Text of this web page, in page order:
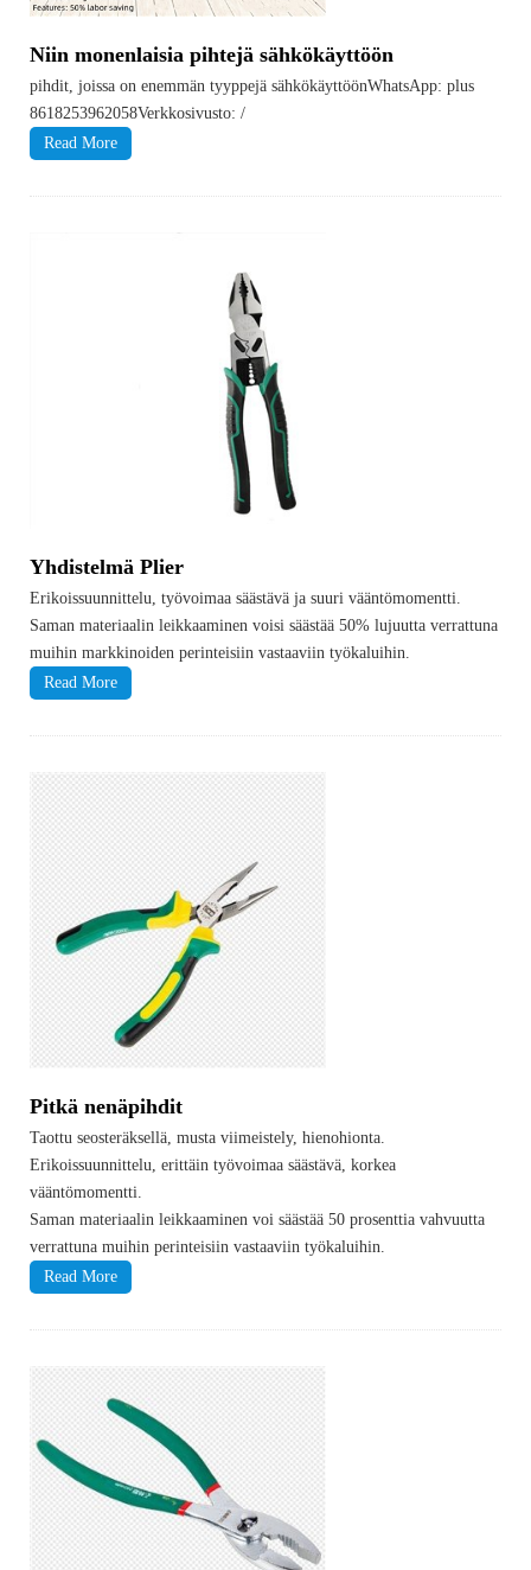
Niin monenlaisia ​​pihtejä sähkökäyttöön
pihdit, joissa on enemmän tyyppejä sähkökäyttöönWhatsApp: plus
8618253962058Verkkosivusto: /
Read More
Yhdistelmä Plier
Erikoissuunnittelu, työvoimaa säästävä ja suuri vääntömomentti.
Saman materiaalin leikkaaminen voisi säästää 50% lujuutta verrattuna
muihin markkinoiden perinteisiin vastaaviin työkaluihin.
Read More
Pitkä nenäpihdit
Taottu seosteräksellä, musta viimeistely, hienohionta.
Erikoissuunnittelu, erittäin työvoimaa säästävä, korkea
vääntömomentti.
Saman materiaalin leikkaaminen voi säästää 50 prosenttia vahvuutta
verrattuna muihin perinteisiin vastaaviin työkaluihin.
Read More